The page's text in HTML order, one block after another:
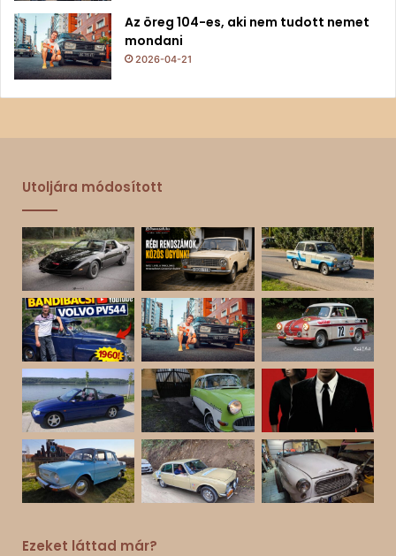
Az öreg 104-es, aki nem tudott nemet
mondani
2026-04-21
Utoljára módosított
Ezeket láttad már?